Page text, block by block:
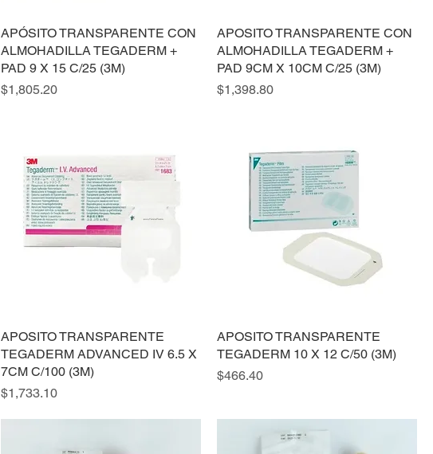
APÓSITO TRANSPARENTE CON
ALMOHADILLA TEGADERM +
PAD 9 X 15 C/25 (3M)
Precio
$1,805.20
APOSITO TRANSPARENTE CON
ALMOHADILLA TEGADERM +
PAD 9CM X 10CM C/25 (3M)
Precio
$1,398.80
APOSITO TRANSPARENTE
TEGADERM ADVANCED IV 6.5 X
7CM C/100 (3M)
Precio
$1,733.10
APOSITO TRANSPARENTE
TEGADERM 10 X 12 C/50 (3M)
Precio
$466.40